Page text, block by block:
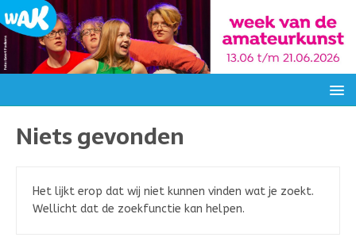
Niets gevonden
Het lijkt erop dat wij niet kunnen vinden wat je zoekt.
Wellicht dat de zoekfunctie kan helpen.